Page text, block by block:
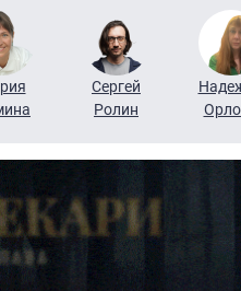
Сергей
Ролин